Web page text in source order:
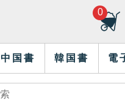
0
中国書 韓国書 電